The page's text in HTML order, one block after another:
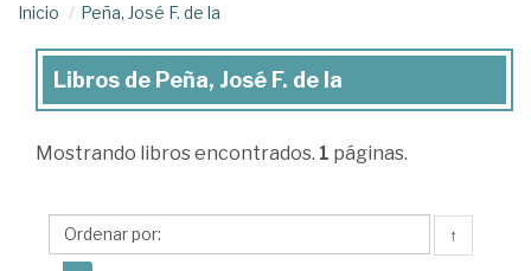
Inicio Peña, José F. de la
Libros
Peña,
Libros de Peña, José F. de la
Mostrando libros encontrados. 1 páginas.
↑